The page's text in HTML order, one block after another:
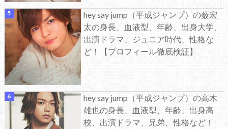
hey say jump（平成ジャンプ）の薮宏
太の身長、血液型、年齢、出身大学、
出演ドラマ、ジュニア時代、性格な
ど！【プロフィール徹底検証】
hey say jump（平成ジャンプ）の高木
雄也の身長、血液型、年齢、出身高
校、出演ドラマ、兄弟、性格など！